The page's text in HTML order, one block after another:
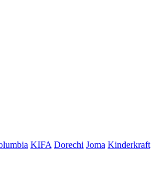
KIFA Dorechi Joma Kinderkraft